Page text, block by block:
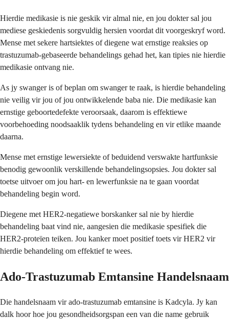
Hierdie medikasie is nie geskik vir almal nie, en jou dokter sal jou
mediese geskiedenis sorgvuldig hersien voordat dit voorgeskryf word.
Mense met sekere hartsiektes of diegene wat ernstige reaksies op
trastuzumab-gebaseerde behandelings gehad het, kan tipies nie hierdie
medikasie ontvang nie.
As jy swanger is of beplan om swanger te raak, is hierdie behandeling
nie veilig vir jou of jou ontwikkelende baba nie. Die medikasie kan
ernstige geboortedefekte veroorsaak, daarom is effektiewe
voorbehoeding noodsaaklik tydens behandeling en vir etlike maande
daarna.
Mense met ernstige lewersiekte of beduidend verswakte hartfunksie
benodig gewoonlik verskillende behandelingsopsies. Jou dokter sal
toetse uitvoer om jou hart- en lewerfunksie na te gaan voordat
behandeling begin word.
Diegene met HER2-negatiewe borskanker sal nie by hierdie
behandeling baat vind nie, aangesien die medikasie spesifiek die
HER2-proteïen teiken. Jou kanker moet positief toets vir HER2 vir
hierdie behandeling om effektief te wees.
Ado-Trastuzumab Emtansine Handelsnaam
Die handelsnaam vir ado-trastuzumab emtansine is Kadcyla. Jy kan
dalk hoor hoe jou gesondheidsorgspan een van die name gebruik